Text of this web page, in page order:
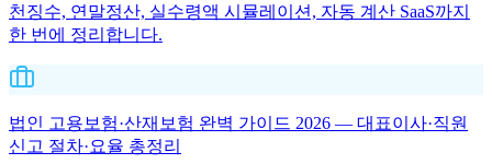
천징수, 연말정산, 실수령액 시뮬레이션, 자동 계산 SaaS까지
한 번에 정리합니다.
법인 고용보험·산재보험 완벽 가이드 2026 — 대표이사·직원
신고 절차·요율 총정리